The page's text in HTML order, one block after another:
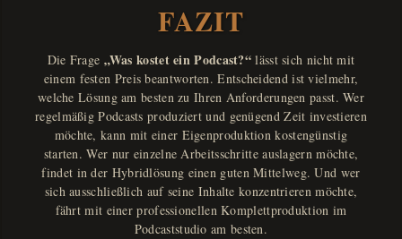
FAZIT
Die Frage „Was kostet ein Podcast?“ lässt sich nicht mit
einem festen Preis beantworten. Entscheidend ist vielmehr,
welche Lösung am besten zu Ihren Anforderungen passt. Wer
regelmäßig Podcasts produziert und genügend Zeit investieren
möchte, kann mit einer Eigenproduktion kostengünstig
starten. Wer nur einzelne Arbeitsschritte auslagern möchte,
findet in der Hybridlösung einen guten Mittelweg. Und wer
sich ausschließlich auf seine Inhalte konzentrieren möchte,
fährt mit einer professionellen Komplettproduktion im
Podcaststudio am besten.